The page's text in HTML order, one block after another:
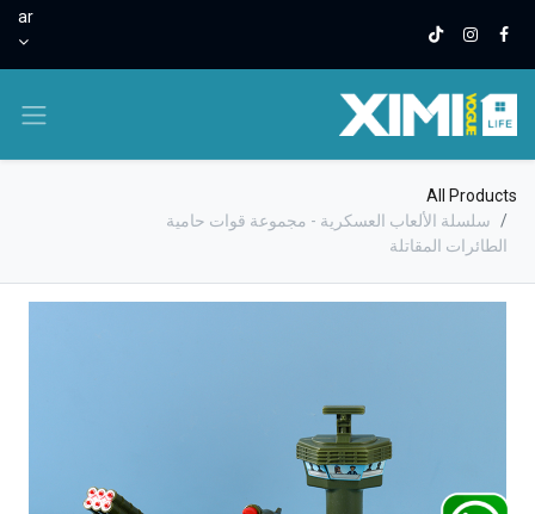
ar
All Products
سلسلة الألعاب العسكرية - مجموعة قوات حامية
الطائرات المقاتلة